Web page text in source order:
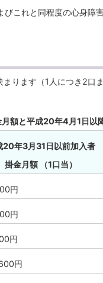
これと同程度の心身障
ります（1人につき2口
額と平成20年4月1日以
20年3月31日以前加入者
掛金月額 （1口当）
円
円
円
円